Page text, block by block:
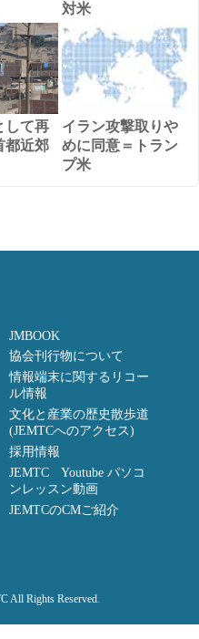
対米
して再
都近郊
イラン攻撃取りや
めに同意＝トラン
プ米
JMBOOK
協会刊行物について
情報端末に関するリコー
ル情報
文化と産業の歴史散歩道
(JEMTCへのアクセス)
採用情報
JEMTC Youtube パソコ
ンレッスン動画
JEMTCのCMご紹介
All Rights Reserved.